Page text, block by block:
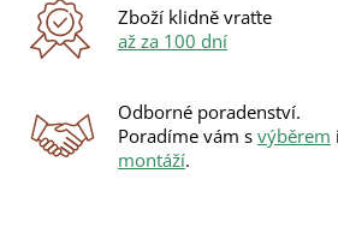
Zboží klidně vraťte
až za 100 dní
Odborné poradenství.
Poradíme vám s výběrem i
montáží.